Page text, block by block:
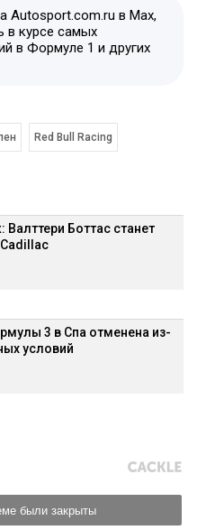
Autosport.com.ru в Max,
в курсе самых
в Формуле 1 и других
Red Bull Racing
Валттери Боттас станет
3 в Спа отменена из-
условий
были закрыты